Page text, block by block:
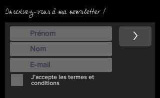
Inscrivez-vous à ma newsletter !
J’accepte les termes et
conditions
>